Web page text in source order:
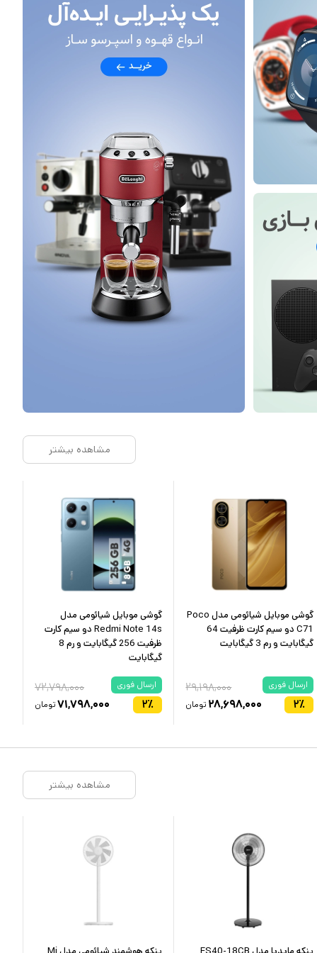
مشاهده بیشتر
گوشی موبایل شیائومی مدل Poco
C71 دو سیم کارت ظرفیت 64
گیگابایت و رم 3 گیگابایت
ارسال فوری
۲٪
۲۹,۱۹۸,۰۰۰
۲۸,۶۹۸,۰۰۰ تومان
گوشی موبایل شیائومی مدل
Redmi Note 14s دو سیم کارت
ظرفیت 256 گیگابایت و رم 8
گیگابایت
ارسال فوری
۲٪
۷۲,۷۹۸,۰۰۰
۷۱,۷۹۸,۰۰۰تومان
مشاهده بیشتر